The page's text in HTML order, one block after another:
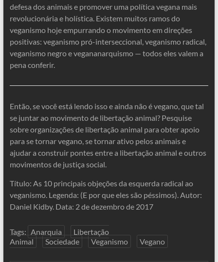
defesa dos animais e promover uma política vegana mais
revolucionária e holística. Existem muitos ramos do
veganismo hoje empurrando o movimento em direções
positivas: veganismo pró-interseccional, veganismo radical,
veganismo negro e vegananarquismo — todos eles valem a
pena conferir.
Então, se você está lendo isso e ainda não é vegano, que tal
se juntar ao movimento de libertação animal? Pesquise
sobre organizações de libertação animal para obter apoio
para se tornar vegano, se tornar ativo pelos animais e
ajudar a construir pontes entre a libertação animal e outros
movimentos de justiça social.
Título: As 10 principais objeções da esquerda radical ao
veganismo. Legenda: (E por que eles são péssimos). Autor:
Daniel Kidby. Data: 2 de dezembro de 2017
Tags: Anarquia
Libertação
Animal
Sociedade Veganismo Vegano